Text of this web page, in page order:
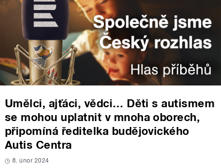
Umělci, ajťáci, vědci… Děti s autismem
se mohou uplatnit v mnoha oborech,
připomíná ředitelka budějovického
Autis Centra
8. únor 2024